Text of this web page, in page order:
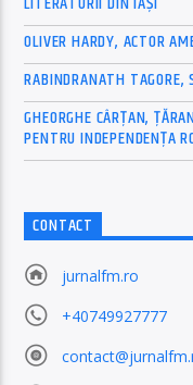
OLIVER HARDY, ACTOR
RABINDRANATH TAGORE,
GHEORGHE CÂRȚAN,
PENTRU INDEPENDENȚA
CONTACT
jurnalfm.ro
+40749927777